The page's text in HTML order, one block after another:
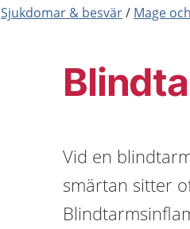
Sjukdomar & besvär Mage
Vid en
smärtan sitter